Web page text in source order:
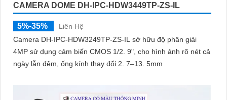
CAMERA DOME DH-IPC-HDW3449TP-ZS-IL
5%-35%
Liên Hệ
Camera DH-IPC-HDW3249TP-ZS-IL sở hữu độ phân giải
4MP sử dụng cảm biến CMOS 1/2. 9", cho hình ảnh rõ nét cả
ngày lẫn đêm, ống kính thay đổi 2. 7–13. 5mm